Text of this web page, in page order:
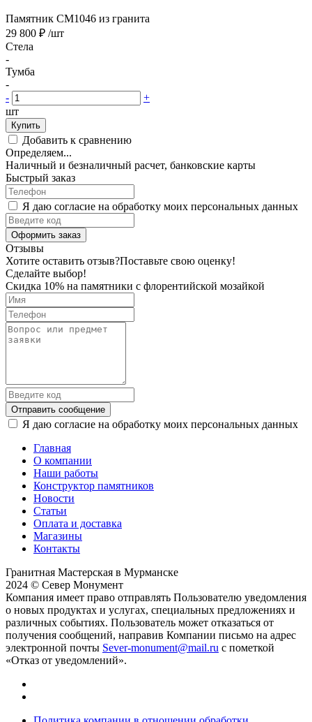
Памятник CM1046 из гранита
29 800 ₽ /шт
Стела
-
Тумба
-
-
+
шт
Купить
Добавить к сравнению
Определяем...
Наличный и безналичный расчет, банковские карты
Быстрый заказ
Я даю согласие на обработку моих персональных данных
Оформить заказ
Отзывы
Хотите оставить отзыв?Поставьте свою оценку!
Сделайте выбор!
Скидка 10% на памятники с флорентийской мозайкой
Отправить сообщение
Я даю согласие на обработку моих персональных данных
Главная
О компании
Наши работы
Конструктор памятников
Новости
Статьи
Оплата и доставка
Магазины
Контакты
Гранитная Мастерская в Мурманске
2024 © Север Монумент
Компания имеет право отправлять Пользователю уведомления
о новых продуктах и услугах, специальных предложениях и
различных событиях. Пользователь может отказаться от
получения сообщений, направив Компании письмо на адрес
электронной почты Sever-monument@mail.ru с пометкой
«Отказ от уведомлений».